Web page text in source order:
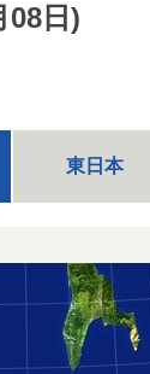
08日)
東日本